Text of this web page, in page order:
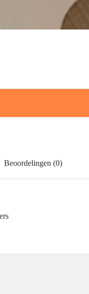
Beoordelingen (0)